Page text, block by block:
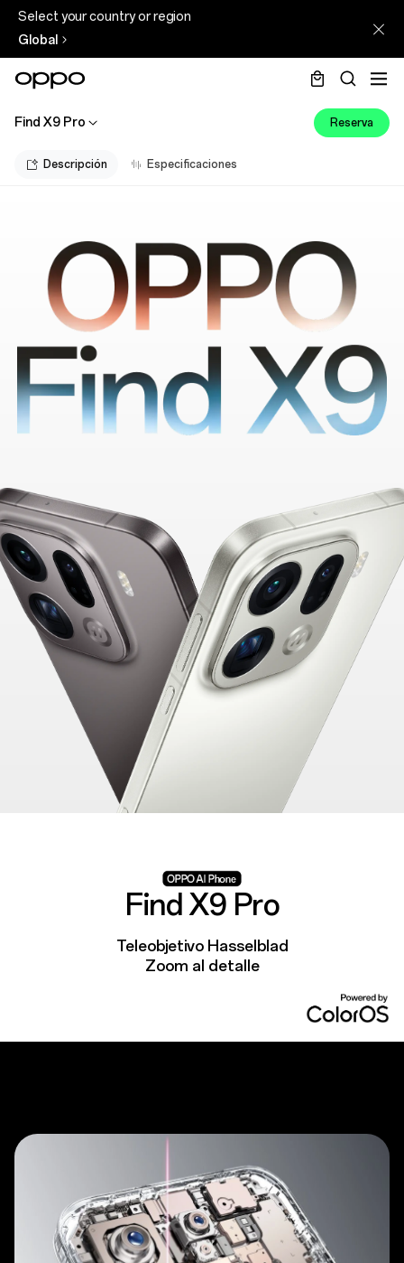
Select your country or region
Global
Find X9 Pro Reserva
Descripción Especificaciones
Find X9 Pro
Teleobjetivo Hasselblad
Zoom al detalle